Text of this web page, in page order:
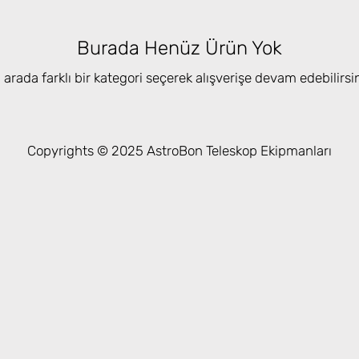
Burada Henüz Ürün Yok
arada farklı bir kategori seçerek alışverişe devam
Copyrights © 2025 AstroBon Teleskop Ekipmanları